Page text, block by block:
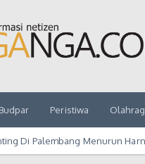
Budpar Peristiwa
Di Palembang Menurun